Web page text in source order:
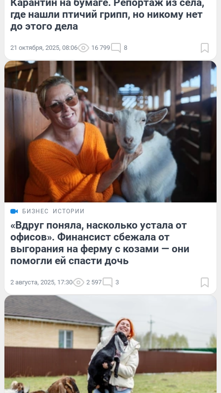
Карантин на бумаге. Репортаж из села,
где нашли птичий грипп, но никому нет
до этого дела
21 октября, 2025, 08:06 16 799 8
БИЗНЕС ИСТОРИИ
«Вдруг поняла, насколько устала от
офисов». Финансист сбежала от
выгорания на ферму с козами — они
помогли ей спасти дочь
2 августа, 2025, 17:30 2 597 3